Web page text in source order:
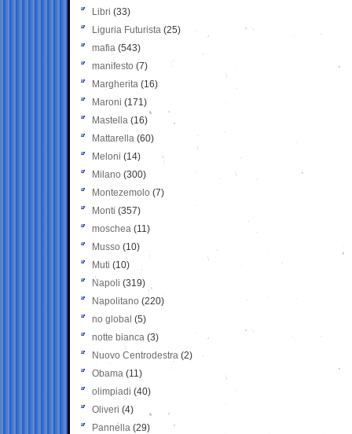
Libri (33)
Liguria Futurista (25)
mafia (543)
manifesto (7)
Margherita (16)
Maroni (171)
Mastella (16)
Mattarella (60)
Meloni (14)
Milano (300)
Montezemolo (7)
Monti (357)
moschea (11)
Musso (10)
Muti (10)
Napoli (319)
Napolitano (220)
no global (5)
notte bianca (3)
Nuovo Centrodestra (2)
Obama (11)
olimpiadi (40)
Oliveri (4)
Pannella (29)